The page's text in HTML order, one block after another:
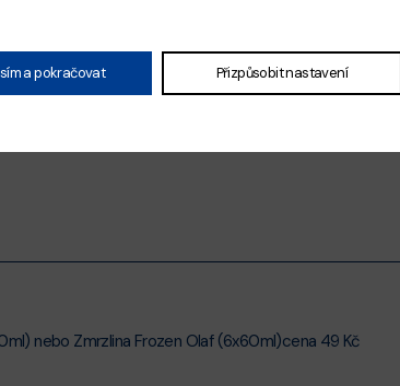
nebo Zmrzlina Frozen Olaf (6x60ml)cena 49 Kč
a pokračovat Přizpůsobit nastavení